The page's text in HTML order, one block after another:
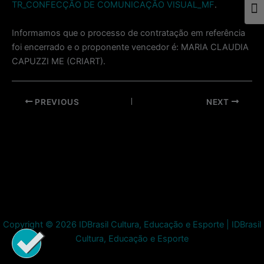
TR_CONFECÇÃO DE COMUNICAÇÃO VISUAL_MF.
Informamos que o processo de contratação em referência
foi encerrado e o proponente vencedor é: MARIA CLAUDIA
CAPUZZI ME (CRIART).
Post
PREVIOUS NEXT
Copyright © 2026 IDBrasil Cultura, Educação e Esporte | IDBrasil
Cultura, Educação e Esporte